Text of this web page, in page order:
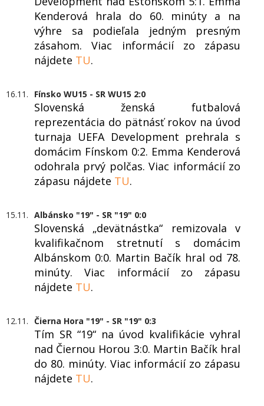
Kenderová hrala do 60. minúty a na
výhre sa podieľala jedným presným
zásahom. Viac informácií zo zápasu
nájdete TU.
16.11. Fínsko WU15 - SR WU15 2:0
Slovenská ženská futbalová
reprezentácia do pätnásť rokov na úvod
turnaja UEFA Development prehrala s
domácim Fínskom 0:2. Emma Kenderová
odohrala prvý polčas. Viac informácií zo
zápasu nájdete TU.
15.11. Albánsko "19" - SR "19" 0:0
Slovenská „devätnástka“ remizovala v
kvalifikačnom stretnutí s domácim
Albánskom 0:0. Martin Bačík hral od 78.
minúty. Viac informácií zo zápasu
nájdete TU.
12.11. Čierna Hora "19" - SR "19" 0:3
Tím SR “19“ na úvod kvalifikácie vyhral
nad Čiernou Horou 3:0. Martin Bačík hral
do 80. minúty. Viac informácií zo zápasu
nájdete TU.